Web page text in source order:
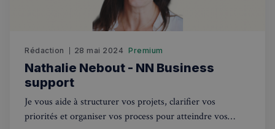
Rédaction 28 mai 2024 Premium
Nathalie Nebout - NN Business
support
Je vous aide à structurer vos projets, clarifier vos
priorités et organiser vos process pour atteindre vos